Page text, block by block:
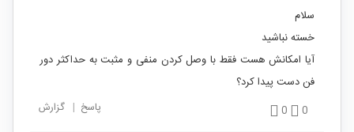
سلام
خسته نباشید
آیا امکانش هست فقط با وصل کردن منفی و مثبت به حداکثر دور
فن دست پیدا کرد؟
0
0 پاسخ | گزارش